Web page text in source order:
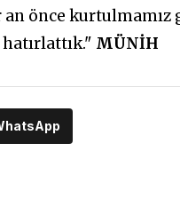
an önce
MÜNİH